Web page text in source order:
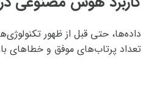
داده‌ها، حتی قبل از ظهور
تعداد پرتاب‌های موفق و خطاهای